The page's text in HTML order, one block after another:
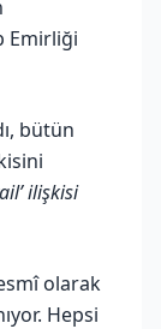
Emirliği
bütün
ilişkisi
olarak
Hepsi